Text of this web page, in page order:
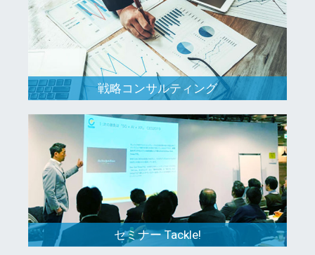
戦略コンサルティング
セミナー Tackle!